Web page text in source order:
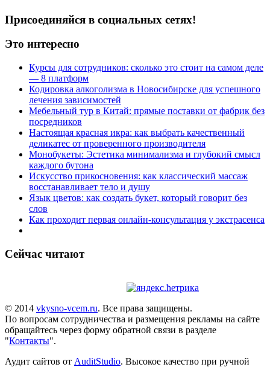
Присоединяйся в социальных сетях!
Это интересно
Курсы для сотрудников: сколько это стоит на самом деле
— 8 платформ
Кодировка алкоголизма в Новосибирске для успешного
лечения зависимостей
Мебельный тур в Китай: прямые поставки от фабрик без
посредников
Настоящая красная икра: как выбрать качественный
деликатес от проверенного производителя
Монобукеты: Эстетика минимализма и глубокий смысл
каждого бутона
Искусство прикосновения: как классический массаж
восстанавливает тело и душу
Язык цветов: как создать букет, который говорит без
слов
Как проходит первая онлайн-консультация у экстрасенса
Сейчас читают
© 2014 vkysno-vcem.ru. Все права защищены.
По вопросам сотрудничества и размещения рекламы на сайте
обращайтесь через форму обратной связи в разделе
"Контакты".
Аудит сайтов от AuditStudio. Высокое качество при ручной